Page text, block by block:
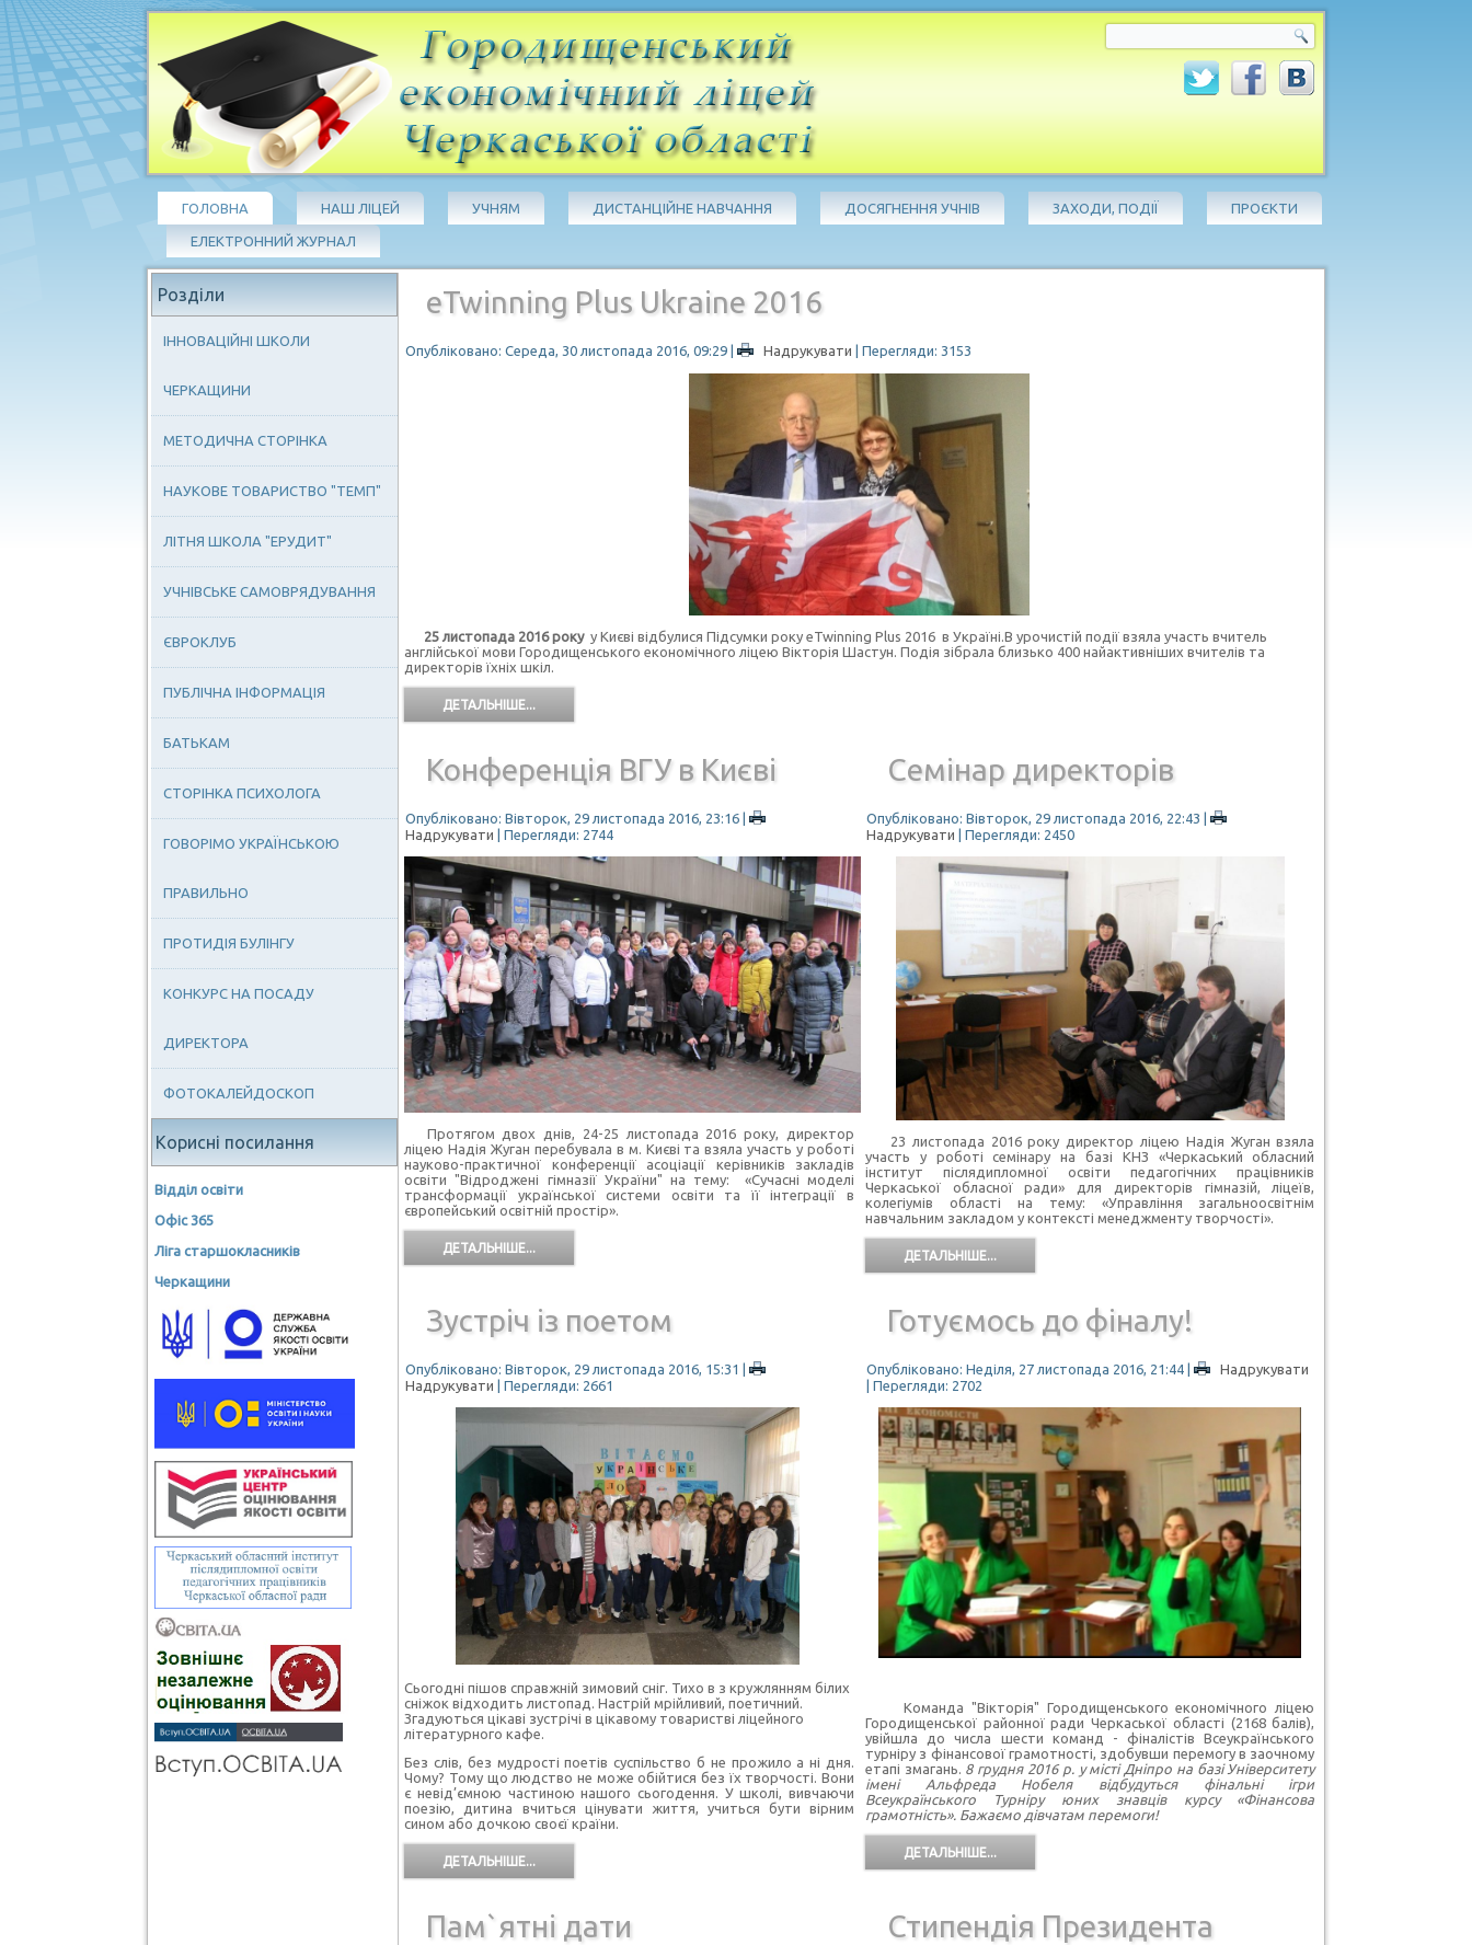
ГОЛОВНА НАШ ЛІЦЕЙ УЧНЯМ ДИСТАНЦІЙНЕ НАВЧАННЯ ДОСЯГНЕННЯ УЧНІВ ЗАХОДИ, ПОДІЇ ПРОЄКТИ
ЕЛЕКТРОННИЙ ЖУРНАЛ
Розділи
ІННОВАЦІЙНІ ШКОЛИ
ЧЕРКАЩИНИ
МЕТОДИЧНА СТОРІНКА
НАУКОВЕ ТОВАРИСТВО "ТЕМП"
ЛІТНЯ ШКОЛА "ЕРУДИТ"
УЧНІВСЬКЕ САМОВРЯДУВАННЯ
ЄВРОКЛУБ
ПУБЛІЧНА ІНФОРМАЦІЯ
БАТЬКАМ
СТОРІНКА ПСИХОЛОГА
ГОВОРІМО УКРАЇНСЬКОЮ
ПРАВИЛЬНО
ПРОТИДІЯ БУЛІНГУ
КОНКУРС НА ПОСАДУ
ДИРЕКТОРА
ФОТОКАЛЕЙДОСКОП
Корисні посилання
Відділ освіти
Офіс 365
Ліга старшокласників
Черкащини
eTwinning Plus Ukraine 2016
Опубліковано: Середа, 30 листопада 2016, 09:29 | Надрукувати | Перегляди: 3153
25 листопада 2016 року у Києві відбулися Підсумки року eTwinning Plus 2016 в Україні.В урочистій події взяла участь вчитель
англійської мови Городищенського економічного ліцею Вікторія Шастун. Подія зібрала близько 400 найактивніших вчителів та
директорів їхніх шкіл.
ДЕТАЛЬНІШЕ...
Конференція ВГУ в Києві
Опубліковано: Вівторок, 29 листопада 2016, 23:16 |
Надрукувати
| Перегляди: 2744
Протягом двох днів, 24-25 листопада 2016 року, директор
ліцею Надія Жуган перебувала в м. Києві та взяла участь у роботі
науково-практичної конференції асоціації керівників закладів
освіти "Відроджені гімназії України" на тему: «Сучасні моделі
трансформації української системи освіти та її інтеграції в
європейський освітній простір».
ДЕТАЛЬНІШЕ...
Cемінар директорів
Опубліковано: Вівторок, 29 листопада 2016, 22:43
Надрукувати
| Перегляди: 2450
23 листопада 2016 року директор ліцею Надія Жуган взяла
участь у роботі семінару на базі КНЗ «Черкаський обласний
інститут післядипломної освіти педагогічних працівників
Черкаської обласної ради» для директорів гімназій, ліцеїв,
колегіумів області на тему: «Управління загальноосвітнім
навчальним закладом у контексті менеджменту творчості».
ДЕТАЛЬНІШЕ...
Зустріч із поетом
Опубліковано: Вівторок, 29 листопада 2016, 15:31
|
Надрукувати
| Перегляди: 2661
Сьогодні пішов справжній зимовий сніг. Тихо в з кружлянням білих
сніжок відходить листопад. Настрій мрійливий, поетичний.
Згадуються цікаві зустрічі в цікавому товаристві ліцейного
літературного кафе.
Без слів, без мудрості поетів суспільство б не прожило а ні дня.
Чому? Тому що людство не може обійтися без їх творчості. Вони
є невід’ємною частиною нашого сьогодення. У школі, вивчаючи
поезію, дитина вчиться цінувати життя, учиться бути вірним
сином або дочкою своєї країни.
ДЕТАЛЬНІШЕ...
Готуємось до фіналу!
Опубліковано: Неділя, 27 листопада 2016, 21:44|
Надрукувати
| Перегляди: 2702
Команда "Вікторія" Городищенського економічного ліцею
Городищенської районної ради Черкаської області (2168 балів),
увійшла до числа шести команд - фіналістів Всеукраїнського
турніру з фінансової грамотності, здобувши перемогу в заочному
етапі змагань. 8 грудня 2016 р. у місті Дніпро на базі Університету
імені Альфреда Нобеля відбудуться фінальні ігри
Всеукраїнського Турніру юних знавців курсу «Фінансова
грамотність». Бажаємо дівчатам перемоги!
ДЕТАЛЬНІШЕ...
Пам`ятні дати Стипендія Президента